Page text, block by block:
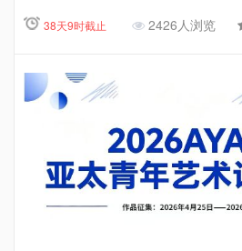
38天9时截止 2426人浏览